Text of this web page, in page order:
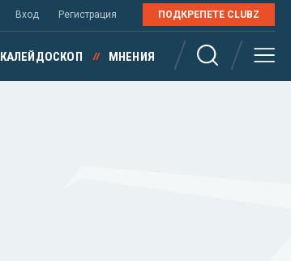
Вход Регистрация ПОДКРЕПЕТЕ CLUBZ
КАЛЕЙДОСКОП МНЕНИЯ